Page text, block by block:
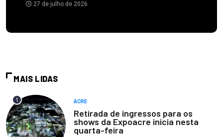
27 de julho de 2026
MAIS LIDAS
1 ACRE
Retirada de ingressos para os
shows da Expoacre inicia nesta
quarta-feira